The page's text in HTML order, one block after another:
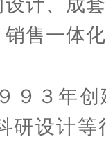
计、成
售一体
３年创
研设计等